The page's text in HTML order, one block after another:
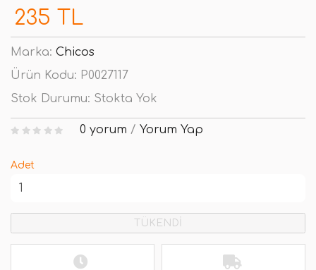
235 TL
Marka: Chicos
Ürün Kodu: P0027117
Stok Durumu: Stokta Yok
0 yorum / Yorum Yap
Adet
TÜKENDİ